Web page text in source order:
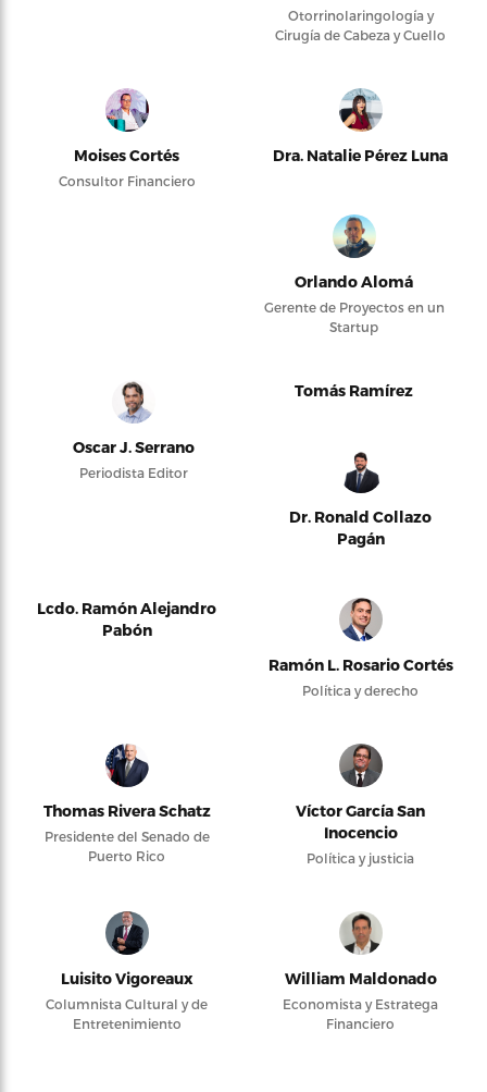
Otorrinolaringología y
Cirugía de Cabeza y Cuello
Moises Cortés
Consultor Financiero
Dra. Natalie Pérez Luna
Orlando Alomá
Gerente de Proyectos en un
Startup
Oscar J. Serrano
Periodista Editor
Tomás Ramírez
Dr. Ronald Collazo
Pagán
Lcdo. Ramón Alejandro
Pabón
Ramón L. Rosario Cortés
Política y derecho
Thomas Rivera Schatz
Presidente del Senado de
Puerto Rico
Víctor García San
Inocencio
Política y justicia
Luisito Vigoreaux
Columnista Cultural y de
Entretenimiento
William Maldonado
Economista y Estratega
Financiero